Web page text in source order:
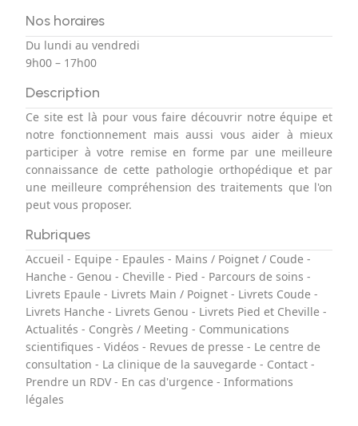
Nos horaires
Du lundi au vendredi
9h00 – 17h00
Description
Ce site est là pour vous faire découvrir notre équipe et
notre fonctionnement mais aussi vous aider à mieux
participer à votre remise en forme par une meilleure
connaissance de cette pathologie orthopédique et par
une meilleure compréhension des traitements que l'on
peut vous proposer.
Rubriques
Accueil - Equipe - Epaules - Mains / Poignet / Coude -
Hanche - Genou - Cheville - Pied - Parcours de soins -
Livrets Epaule - Livrets Main / Poignet - Livrets Coude -
Livrets Hanche - Livrets Genou - Livrets Pied et Cheville -
Actualités - Congrès / Meeting - Communications
scientifiques - Vidéos - Revues de presse - Le centre de
consultation - La clinique de la sauvegarde - Contact -
Prendre un RDV- En cas d'urgence - Informations
légales